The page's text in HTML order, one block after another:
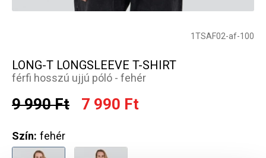
1TSAF02-af-100
LONG-T LONGSLEEVE T-SHIRT
férfi hosszú ujjú póló - fehér
9 990 Ft 7 990 Ft
Szín: fehér